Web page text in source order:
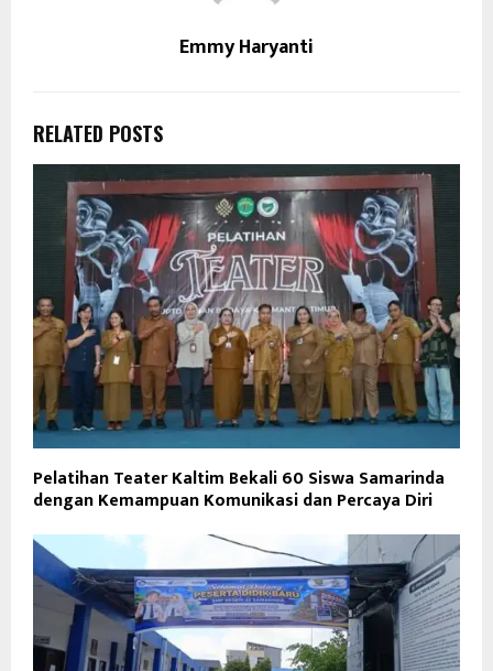
Emmy Haryanti
RELATED POSTS
Pelatihan Teater Kaltim Bekali 60 Siswa Samarinda
dengan Kemampuan Komunikasi dan Percaya Diri